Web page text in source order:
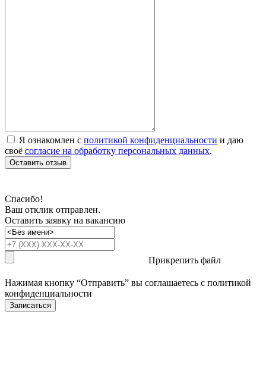
Я ознакомлен с политикой конфиденциальности и даю
своё согласие на обработку персональных данных.
Оставить отзыв
Спасибо!
Ваш отклик отправлен.
Оставить заявку на вакансию
Прикрепить файл
Нажимая кнопку “Отправить” вы соглашаетесь с политикой
конфиденциальности
Записаться